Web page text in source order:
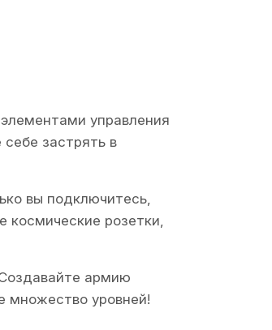
управления
застрять в
вы подключитесь,
космические розетки,
армию
множество уровней!